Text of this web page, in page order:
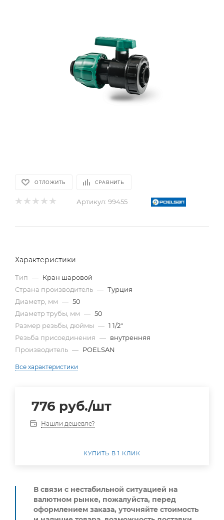
ОТЛОЖИТЬ СРАВНИТЬ
Артикул: 99455
Характеристики
Тип — Кран шаровой
Страна производитель — Турция
Диаметр, мм — 50
Диаметр трубы, мм — 50
Размер резьбы, дюймы — 1 1/2"
Резьба присоединения — внутренняя
Производитель — POELSAN
Все характеристики
776 руб./шт
Нашли дешевле?
КУПИТЬ В 1 КЛИК
В связи с нестабильной ситуацией на
валютном рынке, пожалуйста, перед
оформлением заказа, уточняйте стоимость